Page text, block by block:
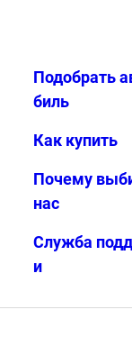
Избранн
Меню
Подобрать
биль
Как купить
Почему
нас
Служба
и
но
чтобы